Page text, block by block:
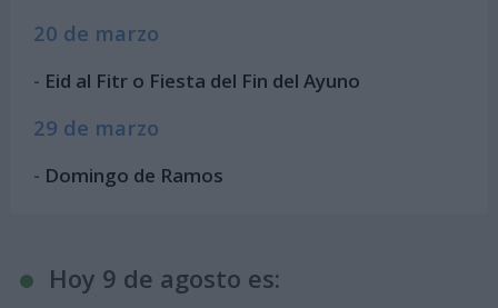
20 de marzo
- Eid al Fitr o Fiesta del Fin del Ayuno
29 de marzo
- Domingo de Ramos
Hoy 9 de agosto es: